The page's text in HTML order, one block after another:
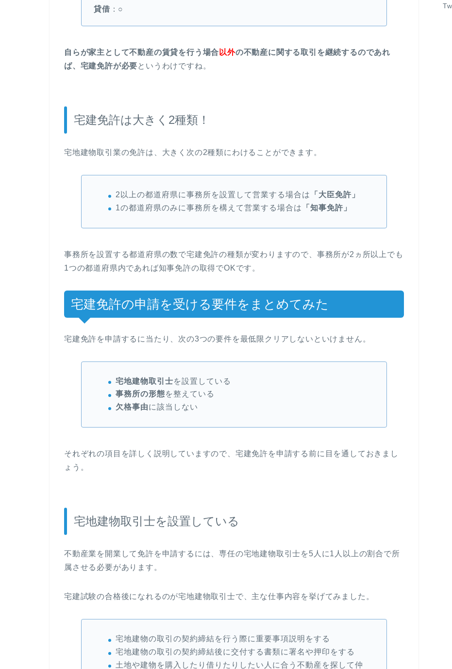
貸借 ：○
自らが家主として不動産の賃貸を行う場合 以外の不動産に関する取引を継続するのであれ
ば、宅建免許が必要 というわけですね。
宅建免許は大きく2種類！
宅地建物取引業の免許は、大きく次の2種類にわけることができます。
2以上の都道府県に事務所を設置して営業する場合は
「大臣免許」
1の都道府県のみに事務所を構えて営業する場合は
「知事免許」
事務所を設置する都道府県の数で宅建免許の種類が変わりますので、事務所が2ヵ所以上でも
1つの都道府県内であれば知事免許の取得でOKです。
宅建免許の申請を受ける要件をまとめてみた
宅建免許を申請するに当たり、次の3つの要件を最低限クリアしないといけません。
宅地建物取引士を設置している
事務所の形態を整えている
欠格事由に該当しない
それぞれの項目を詳しく説明していますので、宅建免許を申請する前に目を通しておきまし
ょう。
宅地建物取引士を設置している
不動産業を開業して免許を申請するには、専任の宅地建物取引士を5人に1人以上の割合で所
属させる必要があります。
宅建試験の合格後になれるのが宅地建物取引士で、主な仕事内容を挙げてみました。
宅地建物の取引の契約締結を行う際に重要事項説明をする
宅地建物の取引の契約締結後に交付する書類に署名や押印をする
土地や建物を購入したり借りたりしたい人に合う不動産を探して仲